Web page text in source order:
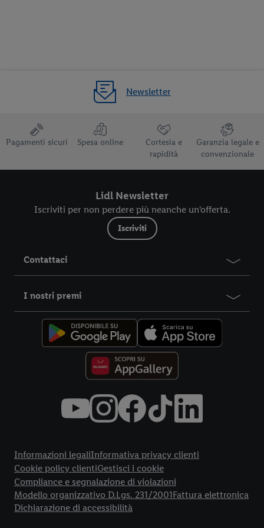
Newsletter
Pagamenti sicuri Spesa online
Cortesia e
rapidità
Garanzia legale e
convenzionale
Lidl Newsletter
Iscriviti per non perdere più neanche un'offerta.
Iscriviti
Contattaci
I nostri premi
Informazioni legaliInformativa privacy clienti
Cookie policy clientiGestisci i cookie
Compliance e segnalazione di violazioni
Modello organizzativo D.Lgs. 231/2001Fattura elettronica
Dichiarazione di accessibilità